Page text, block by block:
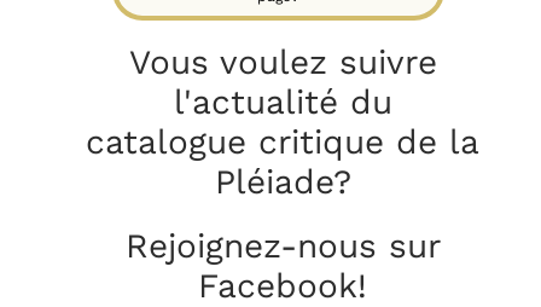
Vous voulez suivre
l'actualité du
catalogue critique de la
Pléiade?
Rejoignez-nous sur
Facebook!